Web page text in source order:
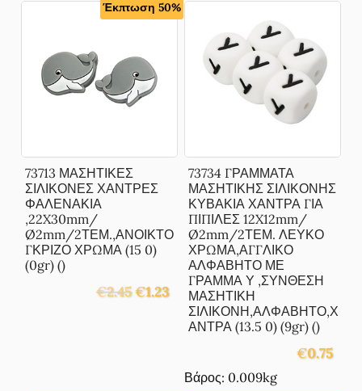
Έκπτωση 50%
73713 ΜΑΣΗΤΙΚΕΣ
ΣΙΛΙΚΟΝΕΣ ΧΑΝΤΡΕΣ
ΦΑΛΕΝΑΚΙΑ
,22X30mm/
Ø2mm/2ΤΕΜ.,ΑΝΟΙΚΤΟ
ΓΚΡΙΖΟ ΧΡΩΜΑ (15 0)
(0gr) ()
€2.45 Original
€1.23Η
τρέχουσα
73734 ΓΡΑΜΜΑΤΑ
ΜΑΣΗΤΙΚΗΣ ΣΙΛΙΚΟΝΗΣ
ΚΥΒΑΚΙΑ ΧΑΝΤΡΑ ΓΙΑ
ΠΙΠΙΛΕΣ 12X12mm/
Ø2mm/2ΤΕΜ. ΛΕΥΚΟ
ΧΡΩΜΑ,ΑΓΓΛΙΚΟ
ΑΛΦΑΒΗΤΟ ΜΕ
ΓΡΑΜΜΑ Υ ,ΣΥΝΘΕΣΗ
ΜΑΣΗΤΙΚΗ
ΣΙΛΙΚΟΝΗ,ΑΛΦΑΒΗΤΟ,Χ
ΑΝΤΡΑ (13.5 0) (9gr) ()
€0.75
Βάρος: 0.009kg